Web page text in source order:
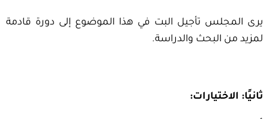
يرى المجلس تأجيل البت في هذا الموضوع إلى دورة قادمة
لمزيد من البحث والدراسة.
ثانيًا: الاختيارات: